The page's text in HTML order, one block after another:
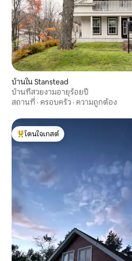
บ้านใน Stanstead
บ้านที่สวยงามอายุร้อยปี
สถานที่ · ครอบครัว · ความถูกต้อง
โดนใจเกสต์ที่สุด
โดนใจเกสต์